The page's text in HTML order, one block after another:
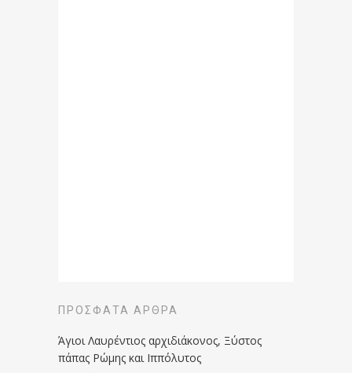
ΠΡΌΣΦΑΤΑ ΆΡΘΡΑ
Άγιοι Λαυρέντιος αρχιδιάκονος, Ξύστος
πάπας Ρώμης και Ιππόλυτος